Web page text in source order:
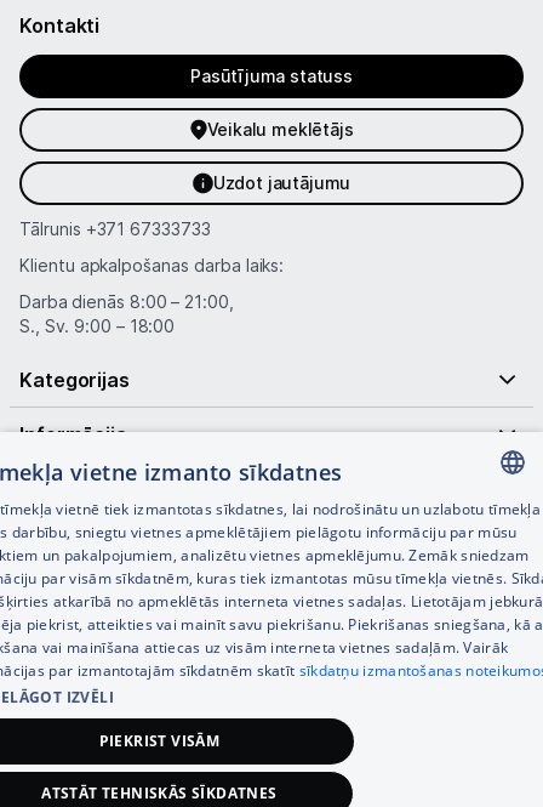
Kontakti
Pasūtījuma statuss
Veikalu meklētājs
Uzdot jautājumu
Tālrunis +371 67333733
Klientu apkalpošanas darba laiks:
Darba dienās 8:00 – 21:00,
S., Sv. 9:00 – 18:00
Kategorijas
Informācija
Noderīgas saites
© SIA Tet 2026 -
LATVIAN
RUSSIAN
ENGLISH
vietne izmanto sīkdatnes
vietnē tiek izmantotas sīkdatnes, lai nodrošinātu un uzlabotu tīmekļa
darbību, sniegtu vietnes apmeklētājiem pielāgotu informāciju par mūsu
un pakalpojumiem, analizētu vietnes apmeklējumu. Zemāk sniedzam
par visām sīkdatnēm, kuras tiek izmantotas mūsu tīmekļa vietnēs.
atkarībā no apmeklētās interneta vietnes sadaļas. Lietotājam
piekrist, atteikties vai mainīt savu piekrišanu. Piekrišanas sniegšana, kā
vai mainīšana attiecas uz visām interneta vietnes sadaļām. Vairāk
par izmantotajām sīkdatnēm skatīt sīkdatņu izmantošanas
IZVĒLI
PIEKRIST VISĀM
ATSTĀT TEHNISKĀS SĪKDATNES